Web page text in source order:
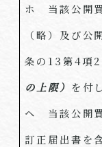
ホ 当該公開
（略）及び
条の13第4項
の上限） を付
ヘ 当該公開
訂正届出書を